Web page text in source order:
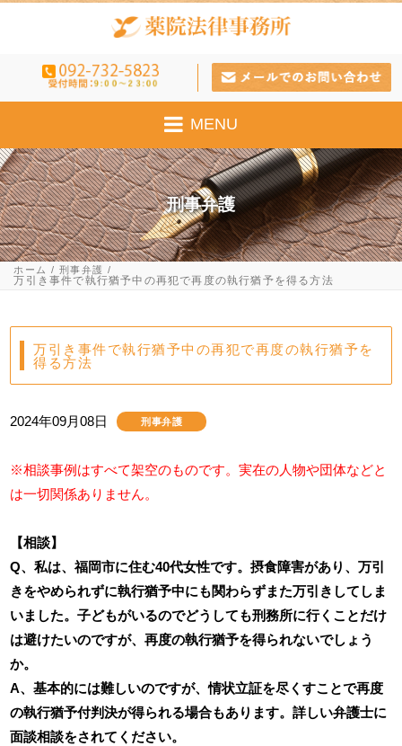
MENU
刑事弁護
ホーム 刑事弁護
万引き事件で執行猶予中の再犯で再度の執行猶予を得る方法
万引き事件で執行猶予中の再犯で再度の執行猶予を
得る方法
2024年09月08日 刑事弁護
※相談事例はすべて架空のものです。実在の人物や団体などと
は一切関係ありません。
【相談】
Q、私は、福岡市に住む40代女性です。摂食障害があり、万引
きをやめられずに執行猶予中にも関わらずまた万引きしてしま
いました。子どもがいるのでどうしても刑務所に行くことだけ
は避けたいのですが、再度の執行猶予を得られないでしょう
か。
A、基本的には難しいのですが、情状立証を尽くすことで再度
の執行猶予付判決が得られる場合もあります。詳しい弁護士に
面談相談をされてください。